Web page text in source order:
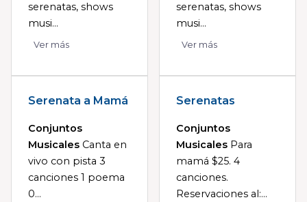
serenatas, shows
musi...
Ver más
serenatas, shows
musi...
Ver más
Serenata a Mamá
Conjuntos
Musicales Canta en
vivo con pista 3
canciones 1 poema
0...
Serenatas
Conjuntos
Musicales Para
mamá $25. 4
canciones.
Reservaciones al:...